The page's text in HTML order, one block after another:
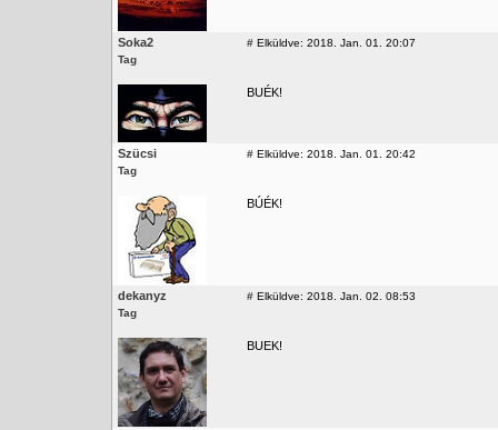
Soka2
Tag
# Elküldve: 2018. Jan. 01. 20:07
BUÉK!
Szücsi
Tag
# Elküldve: 2018. Jan. 01. 20:42
BÚÉK!
dekanyz
Tag
# Elküldve: 2018. Jan. 02. 08:53
BUEK!